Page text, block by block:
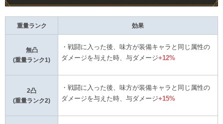
重量ランク 効果
無凸
(重量ランク1)
・戦闘に入った後、味方が装備キャラと同じ属性の
ダメージを与えた時、与ダメージ+12%
2凸
(重量ランク2)
・戦闘に入った後、味方が装備キャラと同じ属性の
ダメージを与えた時、与ダメージ+15%